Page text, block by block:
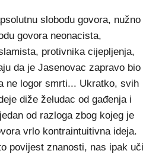
slobodu govora, nužno
govora neonacista,
protivnika cijepljenja,
da je Jasenovac zapravo bio
ne logor smrti... Ukratko, svih
diže želudac od gađenja i
od razloga zbog kojeg je
vrlo kontraintuitivna ideja.
povijest znanosti, nas ipak uči